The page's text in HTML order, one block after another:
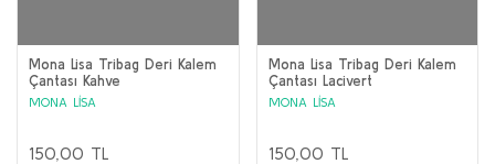
Mona Lisa Tribag Deri Kalem
Çantası Kahve
MONA LİSA
150,00 TL
Mona Lisa Tribag Deri Kalem
Çantası Lacivert
MONA LİSA
150,00 TL